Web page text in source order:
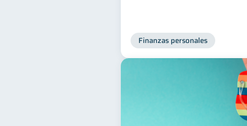
Finanzas personales